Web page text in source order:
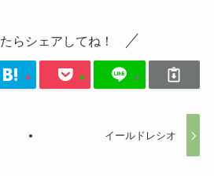
らシェアしてね！
イールドレシオ